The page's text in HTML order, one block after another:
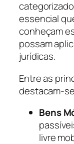
essencial
conheçam
possam
jurídicas.
Entre as
destacam-
Bens
livre